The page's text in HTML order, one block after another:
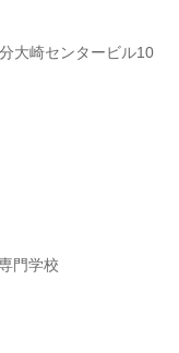
大崎センタービル10
門学校